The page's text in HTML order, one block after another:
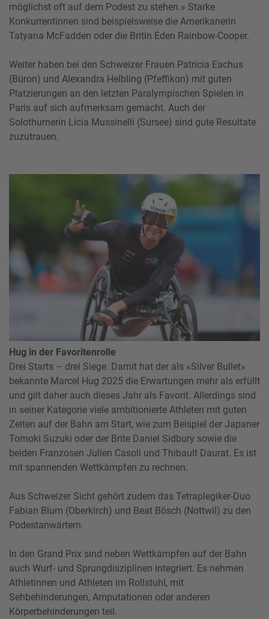
möglichst oft auf dem Podest zu stehen.» Starke
Konkurrentinnen sind beispielsweise die Amerikanerin
Tatyana McFadden oder die Britin Eden Rainbow-Cooper.
Weiter haben bei den Schweizer Frauen Patricia Eachus
(Büron) und Alexandra Helbling (Pfeffikon) mit guten
Platzierungen an den letzten Paralympischen Spielen in
Paris auf sich aufmerksam gemacht. Auch der
Solothurnerin Licia Mussinelli (Sursee) sind gute Resultate
zuzutrauen.
Hug in der Favoritenrolle
Drei Starts – drei Siege. Damit hat der als «Silver Bullet»
bekannte Marcel Hug 2025 die Erwartungen mehr als erfüllt
und gilt daher auch dieses Jahr als Favorit. Allerdings sind
in seiner Kategorie viele ambitionierte Athleten mit guten
Zeiten auf der Bahn am Start, wie zum Beispiel der Japaner
Tomoki Suzuki oder der Brite Daniel Sidbury sowie die
beiden Franzosen Julien Casoli und Thibault Daurat. Es ist
mit spannenden Wettkämpfen zu rechnen.
Aus Schweizer Sicht gehört zudem das Tetraplegiker-Duo
Fabian Blum (Oberkirch) und Beat Bösch (Nottwil) zu den
Podestanwärtern.
In den Grand Prix sind neben Wettkämpfen auf der Bahn
auch Wurf- und Sprungdisziplinen integriert. Es nehmen
Athletinnen und Athleten im Rollstuhl, mit
Sehbehinderungen, Amputationen oder anderen
Körperbehinderungen teil.